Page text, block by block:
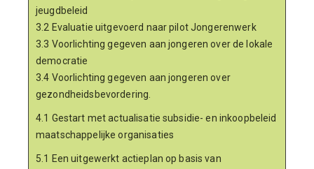
jeugdbeleid
3.2 Evaluatie uitgevoerd naar pilot Jongerenwerk
3.3 Voorlichting gegeven aan jongeren over de lokale
democratie
3.4 Voorlichting gegeven aan jongeren over
gezondheidsbevordering.
4.1 Gestart met actualisatie subsidie- en inkoopbeleid
maatschappelijke organisaties
5.1 Een uitgewerkt actieplan op basis van